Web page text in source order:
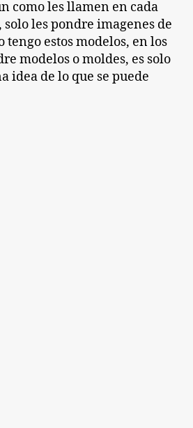
como les llamen en cada
solo les pondre imagenes de
tengo estos modelos, en los
modelos o moldes, es solo
idea de lo que se puede